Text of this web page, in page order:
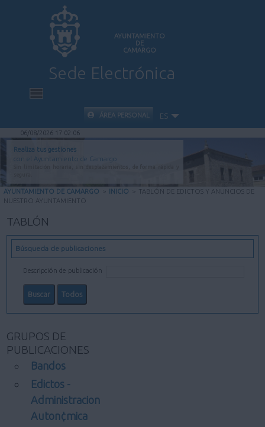
AYUNTAMIENTO
DE
CAMARGO
Sede Electrónica
INICIO
INFORMACIÓN PÚBLICA
CARPETA CIUDADANA
VALIDACIÓN DE DOCUMENTOS
AYUDA
ÁREA PERSONAL ES
06/08/2026 17:02:07
Realiza tus gestiones
con el Ayuntamiento de Camargo
AYUNTAMIENTO DE CAMARGO > INICIO > TABLÓN DE EDICTOS Y ANUNCIOS DE
NUESTRO AYUNTAMIENTO
TABLÓN
Búsqueda de publicaciones
Descripción de publicación
GRUPOS DE
PUBLICACIONES
Bandos
Edictos -
Administracion
Auton¢mica